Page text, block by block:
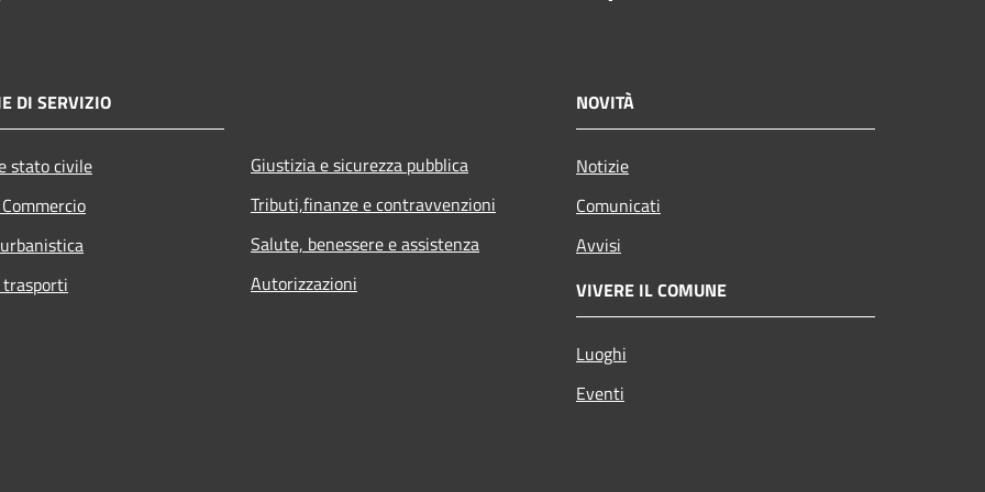
DI SERVIZIO
stato civile
Giustizia e sicurezza pubblica
Tributi,finanze e contravvenzioni
Salute, benessere e assistenza
Autorizzazioni
NOVITÀ
Notizie
Comunicati
Avvisi
VIVERE IL COMUNE
Luoghi
Eventi